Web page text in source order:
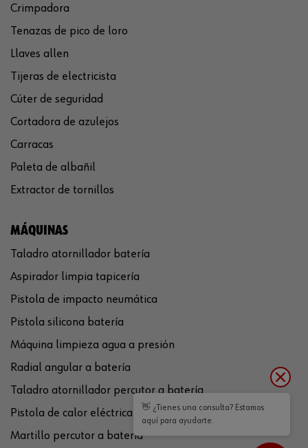
Crimpadora
Tenazas de pico de loro
Llaves allen
Tijeras de electricista
Cúter de seguridad
Cortadora de azulejos
Carracas
Paleta de albañil
Extractor de tornillos
MÁQUINAS
Taladro atornillador batería
Aspirador limpia tapicería
Pistola de impacto neumática
Pistola silicona batería
Máquina limpieza agua a presión
Radial angular a batería
Taladro atornillador percutor a batería
Pistola de calor eléctrica
Martillo percutor a batería
👋 ¿Tienes una consulta? Estamos
aquí para ayudarte.